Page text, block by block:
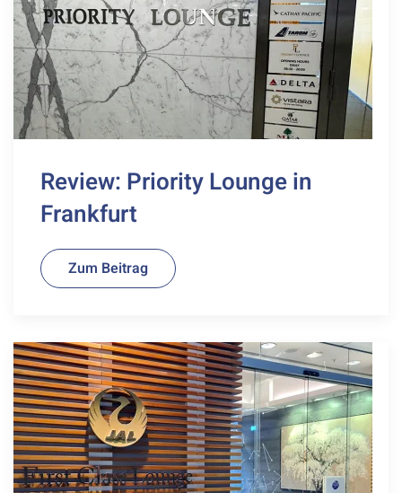
Review: Priority Lounge in
Frankfurt
Zum Beitrag